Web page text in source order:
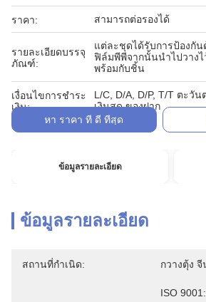
ราคา: สามารถต่อรองได้
รายละเอียดบรรจุ
ภัณฑ์:
แต่ละชุดได้รับการป้องกัน
ฟิล์มพีพีจากนั้นนำไปวางไ
พร้อมกับชิ้น
เงื่อนไขการชำระ
เงิน:
L/C, D/A, D/P, T/T ตะวั
เงินสด ของฝาก
หา ราคา ที่ ดี ที่สุด
ข้อมูลรายละเอียด
ข้อมูลรายละเอียด
สถานที่กำเนิด: กวางตุ้ง จี
ISO